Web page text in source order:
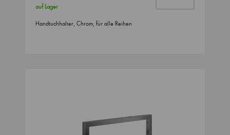
auf Lager
Handtuchhalter, Chrom, für alle Reihen